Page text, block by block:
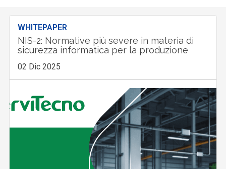
WHITEPAPER
NIS-2: Normative più severe in materia di
sicurezza informatica per la produzione
02 Dic 2025